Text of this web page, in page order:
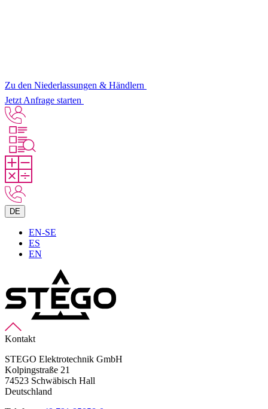
Zu den Niederlassungen & Händlern
Jetzt Anfrage starten
DE
EN-SE
ES
EN
Kontakt
STEGO Elektrotechnik GmbH
Kolpingstraße 21
74523 Schwäbisch Hall
Deutschland